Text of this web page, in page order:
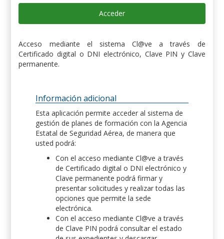
Acceder
Acceso mediante el sistema Cl@ve a través de
Certificado digital o DNI electrónico, Clave PIN y Clave
permanente.
Información adicional
Esta aplicación permite acceder al sistema de
gestión de planes de formación con la Agencia
Estatal de Seguridad Aérea, de manera que
usted podrá:
Con el acceso mediante Cl@ve a través
de Certificado digital o DNI electrónico y
Clave permanente podrá firmar y
presentar solicitudes y realizar todas las
opciones que permite la sede
electrónica.
Con el acceso mediante Cl@ve a través
de Clave PIN podrá consultar el estado